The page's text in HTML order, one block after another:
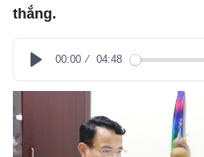
thắng.
Play
00:00 04:48